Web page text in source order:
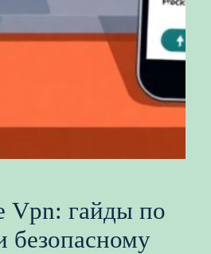
Vpn: гайды по
безопасному